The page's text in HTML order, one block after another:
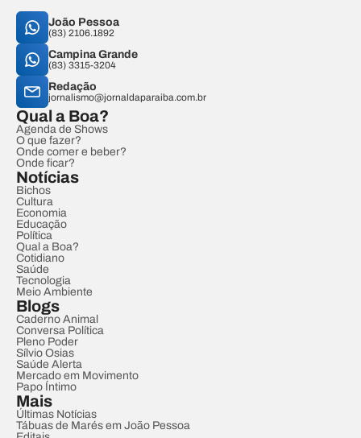
João Pessoa
(83) 2106.1892
Campina Grande
(83) 3315-3204
Redação
jornalismo@jornaldaparaiba.com.br
Qual a Boa?
Agenda de Shows
O que fazer?
Onde comer e beber?
Onde ficar?
Notícias
Bichos
Cultura
Economia
Educação
Política
Qual a Boa?
Cotidiano
Saúde
Tecnologia
Meio Ambiente
Blogs
Caderno Animal
Conversa Política
Pleno Poder
Sílvio Osias
Saúde Alerta
Mercado em Movimento
Papo Íntimo
Mais
Últimas Notícias
Tábuas de Marés em João Pessoa